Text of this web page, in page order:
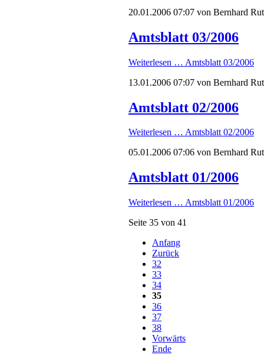
20.01.2006 07:07 von Bernhard
Amtsblatt 03/2006
Weiterlesen … Amtsblatt 03/2006
13.01.2006 07:07 von Bernhard
Amtsblatt 02/2006
Weiterlesen … Amtsblatt 02/2006
05.01.2006 07:06 von Bernhard
Amtsblatt 01/2006
Weiterlesen … Amtsblatt 01/2006
Seite 35 von 41
Anfang
Zurück
32
33
34
35
36
37
38
Vorwärts
Ende